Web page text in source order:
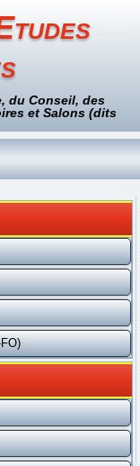
du Conseil, des
et Salons (dits